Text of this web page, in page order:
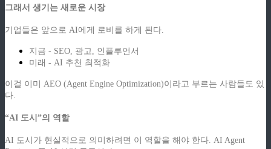
그래서 생기는 새로운 시장
기업들은 앞으로 AI에게 로비를 하게 된다.
지금 - SEO, 광고, 인플루언서
미래 - AI 추천 최적화
이걸 이미 AEO (Agent Engine Optimization)이라고 부르는 사람들도 있
다.
“AI 도시”의 역할
AI 도시가 현실적으로 의미하려면 이 역할을 해야 한다. AI Agent